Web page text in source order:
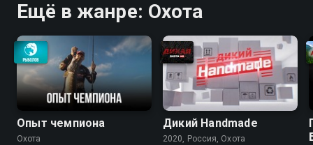
Ещё в жанре: Охота
Опыт чемпиона
Охота
Дикий Handmade
2020, Россия, Охота